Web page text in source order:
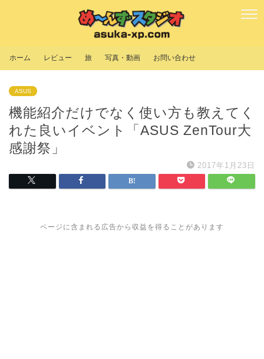
ホーム レビュー 旅 写真・動画 お問い合わせ
ASUS
機能紹介だけでなく使い方も教えてく
れた良いイベント「ASUS ZenTour大
感謝祭」
2017年1月23日
ページに含まれる広告から収益を得ることがあります